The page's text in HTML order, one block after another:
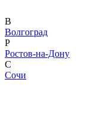
В
Волгоград
Р
Ростов-на-Дону
С
Сочи